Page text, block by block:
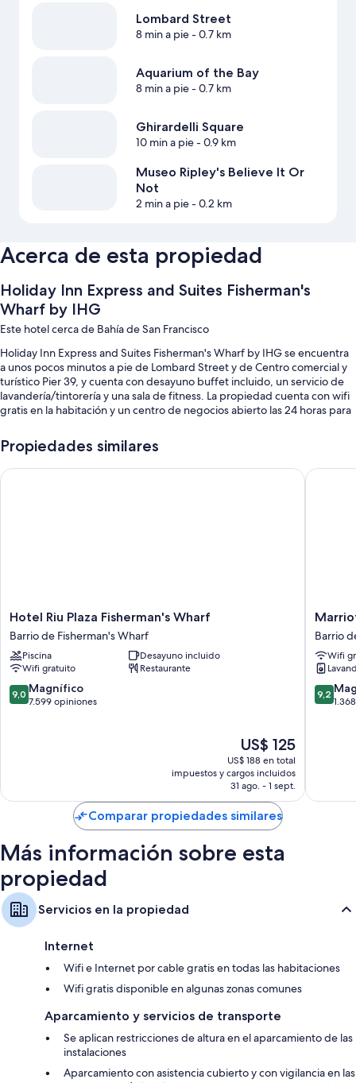
Lombard Street
8 min a pie- 0.7 km
Aquarium of the Bay
8 min a pie- 0.7 km
Ghirardelli Square
10 min a pie- 0.9 km
Museo Ripley's Believe It Or
Not
2 min a pie- 0.2 km
Acerca de esta propiedad
Holiday Inn Express and Suites Fisherman's
Wharf by IHG
Este hotel cerca de Bahía de San Francisco
Holiday Inn Express and Suites Fisherman's Wharf by IHG se encuentra
a unos pocos minutos a pie de Lombard Street y de Centro comercial y
turístico Pier 39, y cuenta con desayuno buffet incluido, un servicio de
lavandería/tintorería y una sala de fitness. La propiedad cuenta con wifi
gratis en la habitación y un centro de negocios abierto las 24 horas para
También se incluyen los siguientes beneficios:
Valet parking con cargo, una máquina expendedora y servicios de
Características de las habitaciones
acondicionado. Además, brindan atenciones como wifi gratis y cajas de
seguridad. Los huéspedes dejan muy buenas opiniones sobre la
limpieza y la comodidad de las habitaciones en esta propiedad.
Baños con bañeras con ducha y artículos de tocador gratuitos
Televisiones de pantalla plana con canales de televisión premium
Frigobares, cunas gratuitas y cafeteras/teteras
Propiedades similares
Hotel
Riu
Plaza
Fisherman's
Wharf
Barrio
de
Hotel Riu Plaza Fisherman's Wharf
Barrio de Fisherman's Wharf
Piscina
Desayuno incluido
Wifi gratuito
Restaurante
9.0
de
9,0 Magnífico
7.599 opiniones
El
precio
actual
es
de
US$ 125
US$ 125
US$ 188 en total
impuestos y cargos incluidos
31 ago. - 1 sept.
Hotel Riu Plaza Fisherman's Wharf
Marriott
Vacation
Club®,
San
Barrio
de
Barrio
Wifi
9.2
de
9,2
Marriott
Comparar propiedades similares
Más información sobre esta
propiedad
Servicios en la propiedad
Internet
Wifi e Internet por cable gratis en todas las habitaciones
Wifi gratis disponible en algunas zonas comunes
Aparcamiento y servicios de transporte
Se aplican restricciones de altura en el aparcamiento de las
instalaciones
Aparcamiento con asistencia cubierto y con vigilancia en las